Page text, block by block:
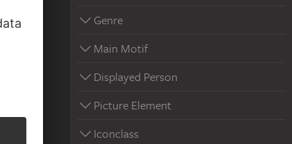
Genre
Main Motif
Displayed Person
Picture Element
Iconclass